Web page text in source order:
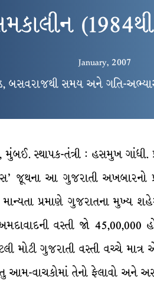
January, 2007
બસવરાજથી સમય અને ગતિ-
સ્થાપક-તંત્રી : હસમુખ ગાંધી.
જૂથના આ ગુજરાતી અખબારનો
પ્રમાણે ગુજરાતના મુખ્ય
વસ્તી જો
મોટી ગુજરાતી વસ્તી વચ્ચે
આમ-વાચકોમાં તેનો ફેલાવો